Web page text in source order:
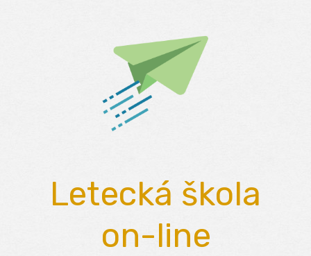
Letecká škola
on-line